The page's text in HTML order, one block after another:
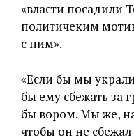
«власти посадили
политичеким
с ним».
«Если бы мы
бы ему сбежать за
бы вором. Мы же,
чтобы он не сбежал